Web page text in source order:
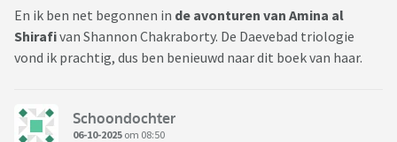
En ik ben net begonnen in de avonturen van Amina al
Shirafivan Shannon Chakraborty. De Daevebad triologie
vond ik prachtig, dus ben benieuwd naar dit boek van haar.
Schoondochter
06-10-2025 om 08:50